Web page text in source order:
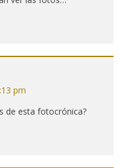
pm
de esta fotocrónica?